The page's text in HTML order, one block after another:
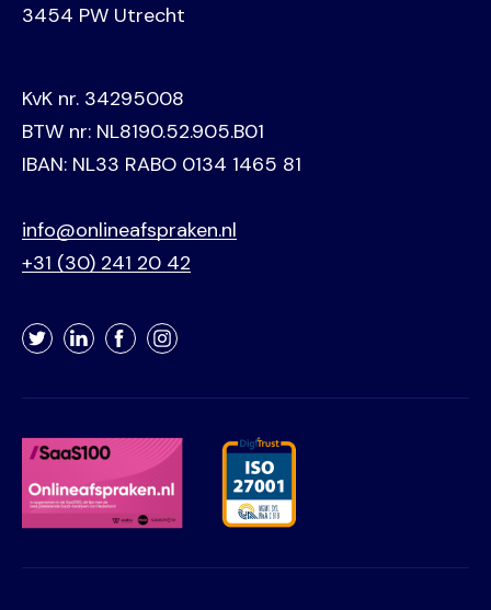
3454 PW Utrecht
KvK nr. 34295008
BTW nr: NL8190.52.905.B01
IBAN: NL33 RABO 0134 1465 81
info@onlineafspraken.nl
+31 (30) 241 20 42
TwitterLinkedInFacebookInstagram